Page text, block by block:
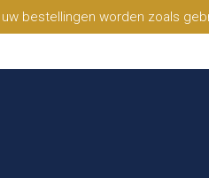
bestellingen worden zoals